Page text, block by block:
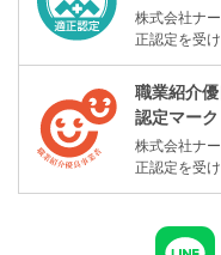
株式会社ナ
正認定を受
職業紹介
認定マーク
株式会社ナ
正認定を受